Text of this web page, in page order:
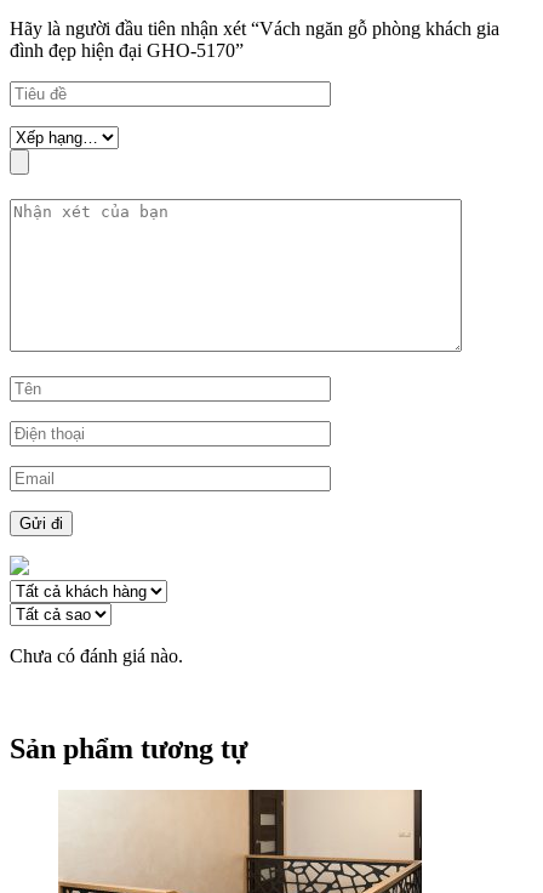
Hãy là người đầu tiên nhận xét “Vách ngăn gỗ phòng khách gia
đình đẹp hiện đại GHO-5170”
Chưa có đánh giá nào.
Sản phẩm tương tự